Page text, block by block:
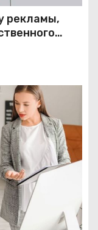
рекламы,